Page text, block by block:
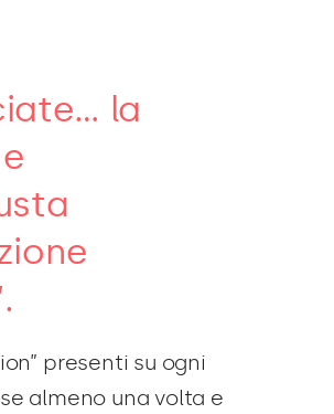
la
presenti su ogni
almeno una volta e